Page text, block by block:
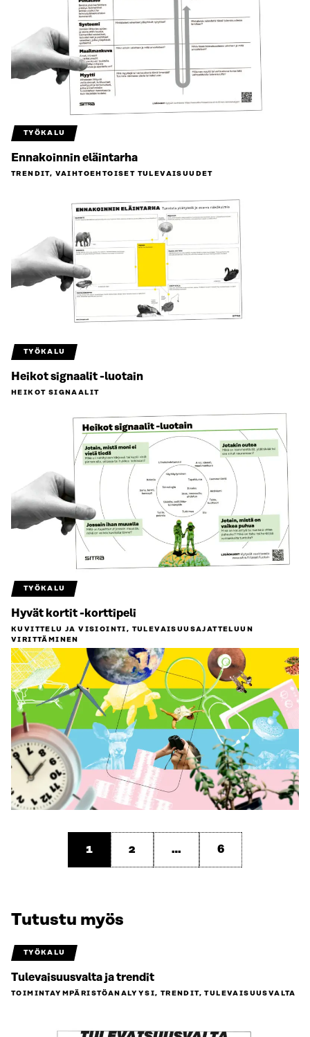
TYÖKALU
Ennakoinnin eläintarha
TRENDIT, VAIHTOEHTOISET TULEVAISUUDET
TYÖKALU
Heikot signaalit -luotain
HEIKOT SIGNAALIT
TYÖKALU
Hyvät kortit -korttipeli
KUVITTELU JA VISIOINTI, TULEVAISUUS­AJATTELUUN
VIRITTÄMINEN
1 2 … 6
Tutustu myös
TYÖKALU
Tulevaisuusvalta ja trendit
TOIMINTAYMPÄRISTÖ­ANALYYSI, TRENDIT, TULEVAISUUSVALTA